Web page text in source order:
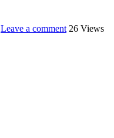
Leave a comment 26 Views